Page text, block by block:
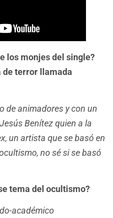
los monjes del single?
de terror llamada
de animadores y con un
Benítez quien a la
un artista que se basó en
no sé si se basó
tema del ocultismo?
académico